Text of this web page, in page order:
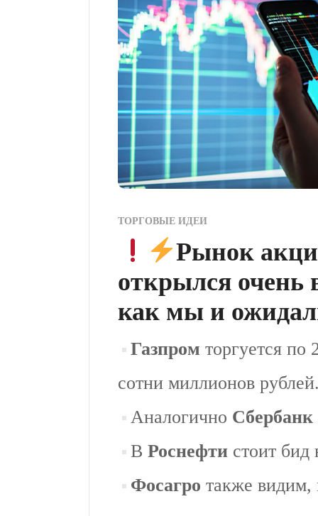
ТОРГОВЫЕ ИДЕИ
Рынок
открылся очень
как мы и
Газпромторгуется
сотни миллионов
Аналогично Сбербанк
ВРоснефти стоит бид
Фосагро также видим,